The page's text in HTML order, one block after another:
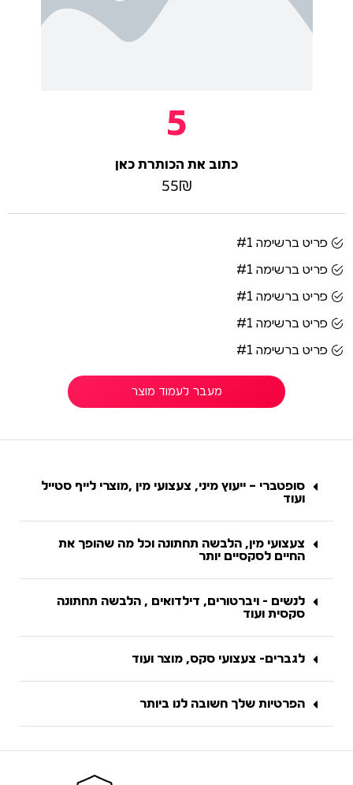
5
כתוב את הכותרת כאן
55₪
פריט ברשימה #1
פריט ברשימה #1
פריט ברשימה #1
פריט ברשימה #1
פריט ברשימה #1
מעבר לעמוד מוצר
סופטברי – ייעוץ מיני, צעצועי מין ,מוצרי לייף סטייל
ועוד
צעצועי מין, הלבשה תחתונה וכל מה שהופך את
החיים לסקסיים יותר
לנשים - ויברטורים, דילדואים , הלבשה תחתונה
סקסית ועוד
לגברים- צעצועי סקס, מוצר ועוד
הפרטיות שלך חשובה לנו ביותר